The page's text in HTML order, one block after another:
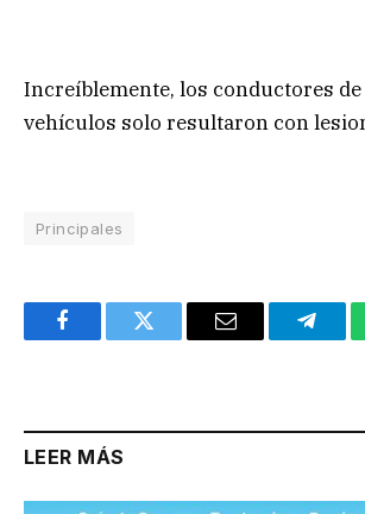
Increíblemente, los conductores
vehículos solo resultaron con
Principales
FacebookTwitter Email
LEER MÁS